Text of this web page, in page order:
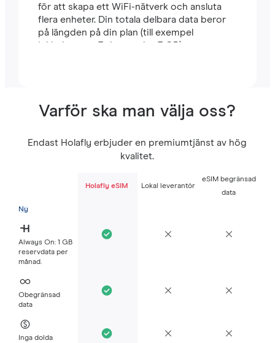
för att skapa ett WiFi-nätverk och ansluta
flera enheter. Din totala delbara data beror
på längden på din plan (till exempel
inkluderar en 7-dagarsplan 7 GB).
Varför ska man välja oss?
Endast Holafly erbjuder en premiumtjänst av hög
kvalitet.
Holafly eSIM Lokal leverantör
eSIM begränsad
data
Ny
Always On: 1 GB
reservdata per
månad.
Obegränsad
data
Inga dolda